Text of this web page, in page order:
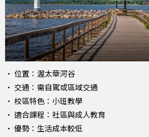
• 位置：渥太華河谷
• 交通：需自駕或區域交通
• 校區特色：小班教學
• 適合課程：社區與成人教育
• 優勢：生活成本較低